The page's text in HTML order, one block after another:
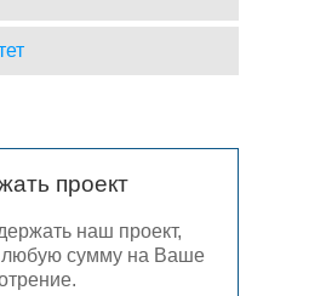
проект
наш проект,
сумму на Ваше